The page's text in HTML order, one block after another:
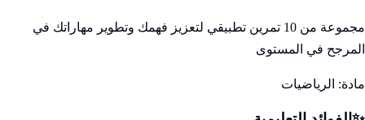
مجموعة من 10 تمرين تطبيقي لتعزيز فهمك وتطوير مهاراتك في
المرجح في المستوى
مادة: الرياضيات